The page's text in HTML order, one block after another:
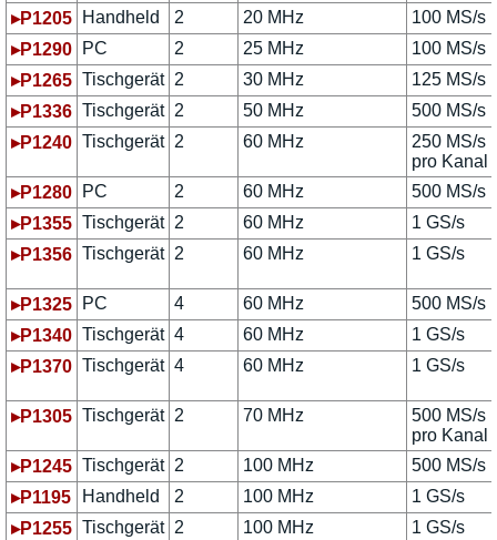
▸P1205 Handheld 2 20 MHz
100 MS/s
▸P1290
PC 2 25 MHz
100 MS/s
▸P1265 Tischgerät 2 30 MHz
125 MS/s
▸P1336 Tischgerät 2 50 MHz
500 MS/s
▸P1240 Tischgerät 2 60 MHz
250 MS/s
pro Kanal
▸P1280
PC 2 60 MHz
500 MS/s
▸P1355 Tischgerät 2 60 MHz
1 GS/s
▸P1356 Tischgerät 2 60 MHz 1 GS/s
▸P1325 PC 4 60 MHz
500 MS/s
▸P1340 Tischgerät 4 60 MHz
1 GS/s
▸P1370 Tischgerät 4 60 MHz 1 GS/s
▸P1305 Tischgerät 2 70 MHz
500 MS/s
pro Kanal
▸P1245 Tischgerät 2 100 MHz
500 MS/s
▸P1195
Handheld 2 100 MHz
1 GS/s
▸P1255 Tischgerät 2 100 MHz
1 GS/s